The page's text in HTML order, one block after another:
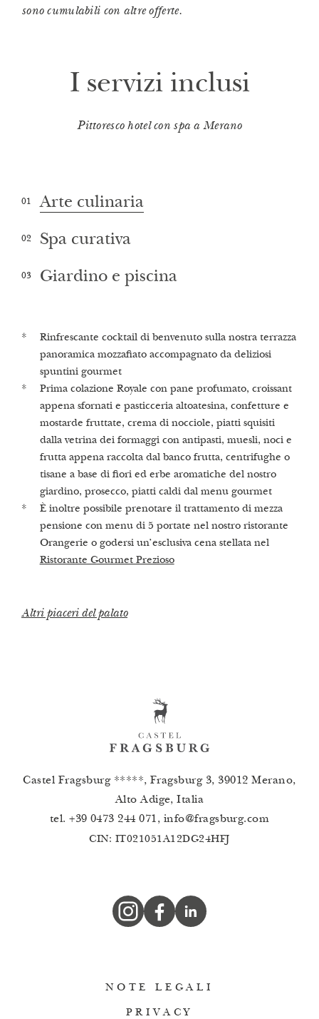
sono cumulabili con altre offerte.
I servizi inclusi
Pittoresco hotel con spa a Merano
01 Arte culinaria
02 Spa curativa
03 Giardino e piscina
Rinfrescante cocktail di benvenuto sulla nostra terrazza
panoramica mozzafiato accompagnato da deliziosi
spuntini gourmet
Prima colazione Royale con pane profumato, croissant
appena sfornati e pasticceria altoatesina, confetture e
mostarde fruttate, crema di nocciole, piatti squisiti
dalla vetrina dei formaggi con antipasti, muesli, noci e
frutta appena raccolta dal banco frutta, centrifughe o
tisane a base di fiori ed erbe aromatiche del nostro
giardino, prosecco, piatti caldi dal menu gourmet
È inoltre possibile prenotare il trattamento di mezza
pensione con menu di 5 portate nel nostro ristorante
Orangerie o godersi un’esclusiva cena stellata nel
Ristorante Gourmet Prezioso
Altri piaceri del palato
Visita guidata e consigli nella 1a Spa alchemica
Castellum Natura
Sauna finlandese, biosauna alle erbe, bagno turco e
cabina a raggi infrarossi (volentieri accendiamo le
saune su richiesta)
Oasi di relax & lounge delle erbe con tisane e infusi di
erbe medicinali appena preparati e acqua di pietre
preziose
I nostri trattamenti
Passeggiate nel giardino incantato del castello con
1.000 m² a disposizione di ogni ospite
Piscina all’aperto riscaldata e vasca idromassaggio con
vista sui vigneti circostanti
Acqua di sorgente fresca e ricca di minerali dalla
nostra fontana
I nostri highlight
Castel Fragsburg *****, Fragsburg 3, 39012 Merano,
Alto Adige, Italia
tel.+39 0473 244 071, info@fragsburg.com
CIN: IT021051A12DG24HFJ
NOTE LEGALI
PRIVACY